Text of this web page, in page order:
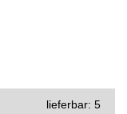
lieferbar: 5